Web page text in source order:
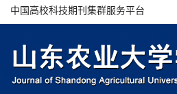
中国高校科技期刊集群服务平台